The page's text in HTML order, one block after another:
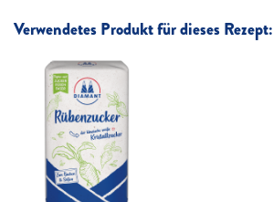
Verwendetes Produkt für dieses Rezept: